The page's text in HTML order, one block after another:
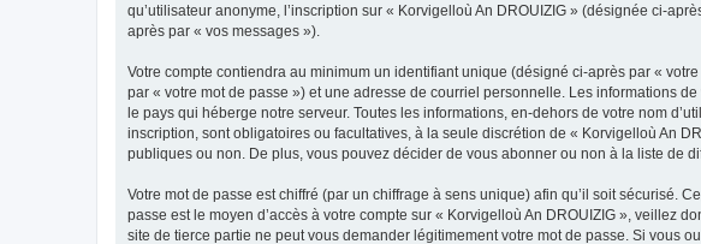
qu’utilisateur anonyme, l’inscription sur « Korvigelloù An DROUIZIG » (désignée ci-
après par « vos messages »).
Votre compte contiendra au minimum un identifiant unique (désigné ci-après par «
par « votre mot de passe ») et une adresse de courriel personnelle. Les informations
le pays qui héberge notre serveur. Toutes les informations, en-dehors de votre nom
inscription, sont obligatoires ou facultatives, à la seule discrétion de « Korvigelloù An
publiques ou non. De plus, vous pouvez décider de vous abonner ou non à la liste de
Votre mot de passe est chiffré (par un chiffrage à sens unique) afin qu’il soit sécurisé.
passe est le moyen d’accès à votre compte sur « Korvigelloù An DROUIZIG », veillez
site de tierce partie ne peut vous demander légitimement votre mot de passe. Si vous